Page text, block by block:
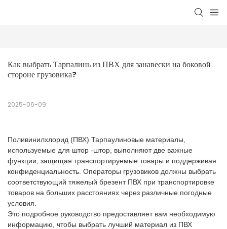
Как выбрать Тарпалинь из ПВХ для занавески на боковой
стороне грузовика?
2025-06-09
Поливинилхлорид (ПВХ) Тарпаулиновые материалы,
используемые для штор -штор, выполняют две важные
функции, защищая транспортируемые товары и поддерживая
конфиденциальность. Операторы грузовиков должны выбрать
соответствующий тяжелый брезент ПВХ при транспортировке
товаров на больших расстояниях через различные погодные
условия.
Это подробное руководство предоставляет вам необходимую
информацию, чтобы выбрать лучший материал из ПВХ